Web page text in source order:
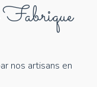
nos artisans en